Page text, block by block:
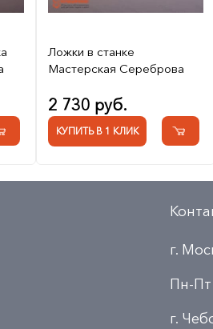
Ложки в станке
Мастерская Сереброва
2 730 руб.
КУПИТЬ В 1 КЛИК
г.
Пн-Пт
г.